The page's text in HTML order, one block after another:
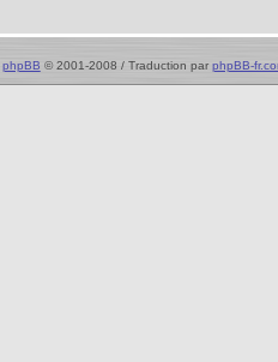
phpBB © 2001-2008 / Traduction par phpBB-